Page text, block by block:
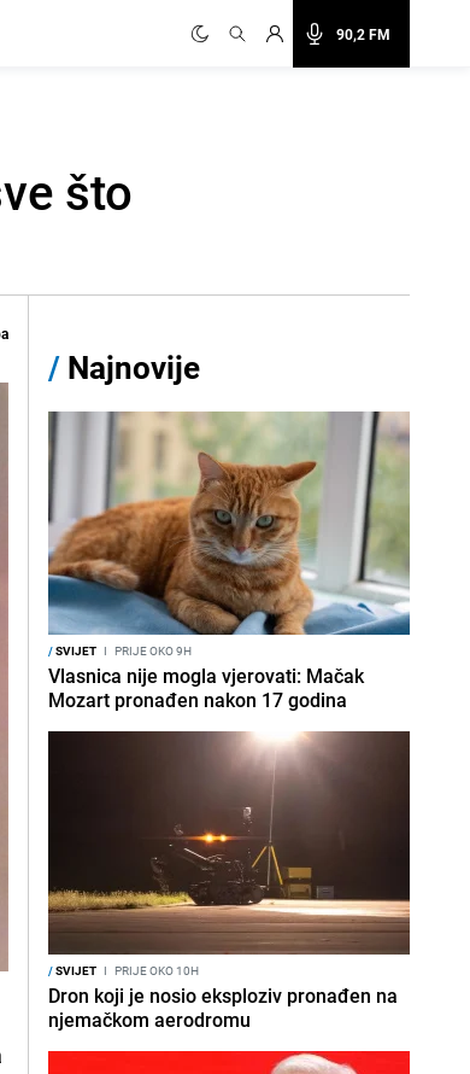
90,2 FM
što
/ Najnovije
/SVIJET I PRIJE OKO 9H
Vlasnica nije mogla vjerovati: Mačak
Mozart pronađen nakon 17 godina
/SVIJET I PRIJE OKO 10H
Dron koji je nosio eksploziv pronađen na
njemačkom aerodromu